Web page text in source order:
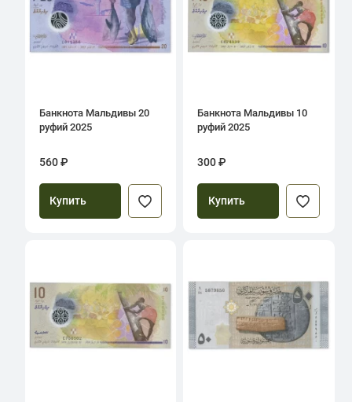
Банкнота Мальдивы 20
руфий 2025
560 ₽
Купить
Банкнота Мальдивы 10
руфий 2025
300 ₽
Купить